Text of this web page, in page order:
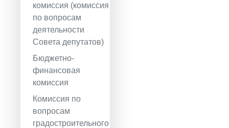
комиссия (комиссия
по вопросам
деятельности
Совета депутатов)
Бюджетно-
финансовая
комиссия
Комиссия по
вопросам
градостроительного